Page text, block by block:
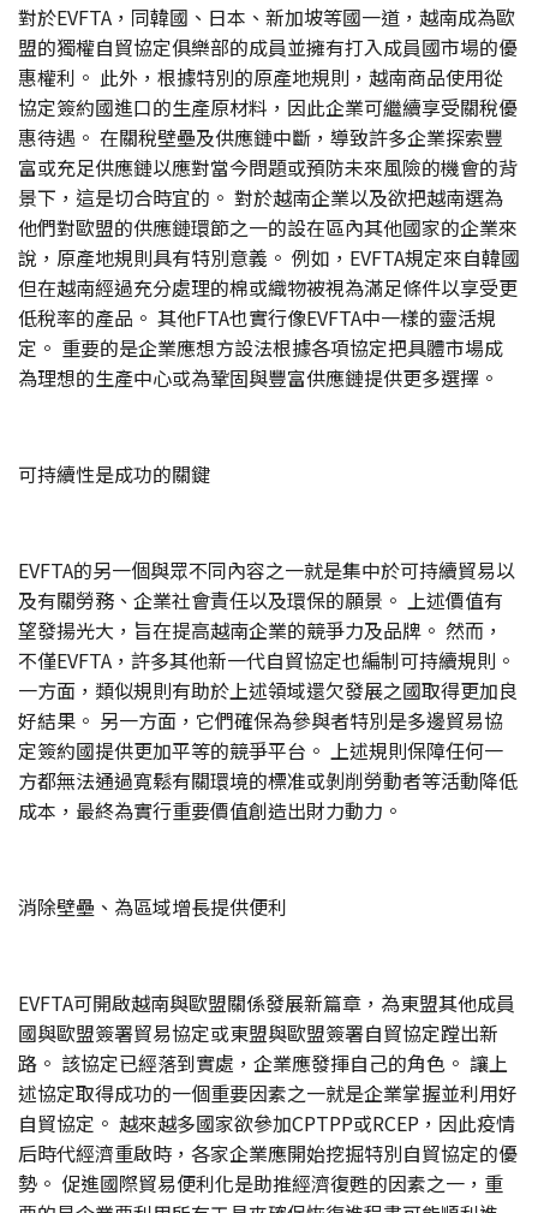
對於EVFTA，同韓國、日本、新加坡等國一道，越南成為歐
盟的獨權自貿協定俱樂部的成員並擁有打入成員國市場的優
惠權利。 此外，根據特別的原產地規則，越南商品使用從
協定簽約國進口的生產原材料，因此企業可繼續享受關稅優
惠待遇。 在關稅壁壘及供應鏈中斷，導致許多企業探索豐
富或充足供應鏈以應對當今問題或預防未來風險的機會的背
景下，這是切合時宜的。 對於越南企業以及欲把越南選為
他們對歐盟的供應鏈環節之一的設在區內其他國家的企業來
說，原產地規則具有特別意義。 例如，EVFTA規定來自韓國
但在越南經過充分處理的棉或織物被視為滿足條件以享受更
低稅率的產品。 其他FTA也實行像EVFTA中一樣的靈活規
定。 重要的是企業應想方設法根據各項協定把具體市場成
為理想的生產中心或為鞏固與豐富供應鏈提供更多選擇。
可持續性是成功的關鍵
EVFTA的另一個與眾不同內容之一就是集中於可持續貿易以
及有關勞務、企業社會責任以及環保的願景。 上述價值有
望發揚光大，旨在提高越南企業的競爭力及品牌。 然而，
不僅EVFTA，許多其他新一代自貿協定也編制可持續規則。
一方面，類似規則有助於上述領域還欠發展之國取得更加良
好結果。 另一方面，它們確保為參與者特別是多邊貿易協
定簽約國提供更加平等的競爭平台。 上述規則保障任何一
方都無法通過寬鬆有關環境的標准或剝削勞動者等活動降低
成本，最終為實行重要價值創造出財力動力。
消除壁壘、為區域增長提供便利
EVFTA可開啟越南與歐盟關係發展新篇章，為東盟其他成員
國與歐盟簽署貿易協定或東盟與歐盟簽署自貿協定蹚出新
路。 該協定已經落到實處，企業應發揮自己的角色。 讓上
述協定取得成功的一個重要因素之一就是企業掌握並利用好
自貿協定。 越來越多國家欲參加CPTPP或RCEP，因此疫情
后時代經濟重啟時，各家企業應開始挖掘特別自貿協定的優
勢。 促進國際貿易便利化是助推經濟復甦的因素之一，重